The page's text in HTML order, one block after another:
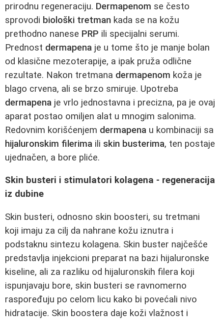
prirodnu regeneraciju. Dermapenom se često
sprovodi biološki tretman kada se na kožu
prethodno nanese PRP ili specijalni serumi.
Prednost dermapena je u tome što je manje bolan
od klasične mezoterapije, a ipak pruža odlične
rezultate. Nakon tretmana dermapenom koža je
blago crvena, ali se brzo smiruje. Upotreba
dermapena je vrlo jednostavna i precizna, pa je ovaj
aparat postao omiljen alat u mnogim salonima.
Redovnim korišćenjem dermapena u kombinaciji sa
hijaluronskim filerima ili skin busterima, ten postaje
ujednačen, a bore pliće.
Skin busteri i stimulatori kolagena - regeneracija
iz dubine
Skin busteri, odnosno skin boosteri, su tretmani
koji imaju za cilj da nahrane kožu iznutra i
podstaknu sintezu kolagena. Skin buster najčešće
predstavlja injekcioni preparat na bazi hijaluronske
kiseline, ali za razliku od hijaluronskih filera koji
ispunjavaju bore, skin busteri se ravnomerno
raspoređuju po celom licu kako bi povećali nivo
hidratacije. Skin boostera daje koži vlažnost i